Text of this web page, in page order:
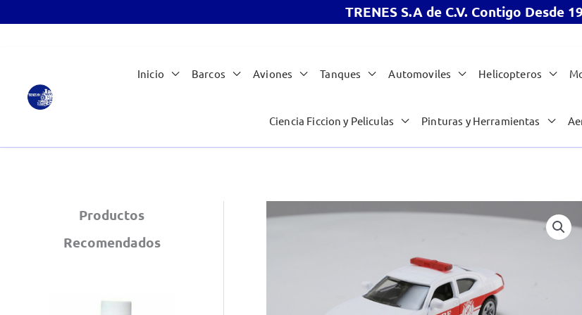
TRENES S.A de C.V. Contigo Desde
contenido
Inicio Barcos Aviones Tanques Automoviles Helicopteros
Ciencia Ficcion y Peliculas Pinturas y Herramientas
Productos
Recomendados